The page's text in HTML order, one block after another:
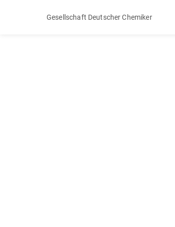
Gesellschaft Deutscher Chemiker